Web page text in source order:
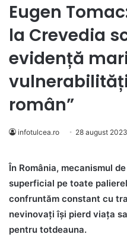
Eugen
la Crevedia
evidență
român”
infotulcea.ro 28 august 2023
În România, mecanismul
superficial pe toate
confruntăm constant cu
nevinovați își pierd viața
pentru totdeauna.